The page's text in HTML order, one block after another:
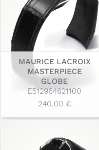
MAURICE LACROIX
MASTERPIECE
GLOBE
E512964621100
240,00 €